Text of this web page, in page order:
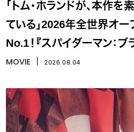
「トム・ホランドが、本作を
ている」2026年全世界オー
No.1！『スパイダーマン：ブ
イ』
MOVIE 2026.08.04